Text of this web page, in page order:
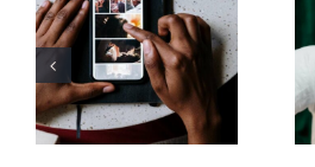
apps para
animar fotos
y crear
publicaciones
atractivas